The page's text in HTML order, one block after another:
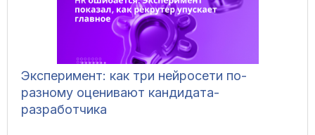
Эксперимент: как три нейросети по-
разному оценивают кандидата-
разработчика